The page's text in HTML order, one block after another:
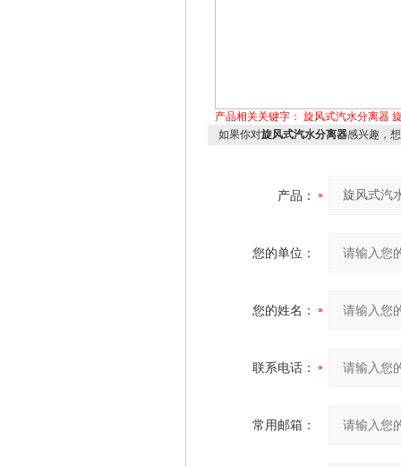
产品相关关键字： 旋风式汽水分离器
如果你对旋风式汽水分离器感兴趣，
产品：
您的单位：
您的姓名：
联系电话：
常用邮箱：